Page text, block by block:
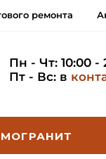
ремонта
Пн - Чт: 10:00 -
Пт - Вс: в